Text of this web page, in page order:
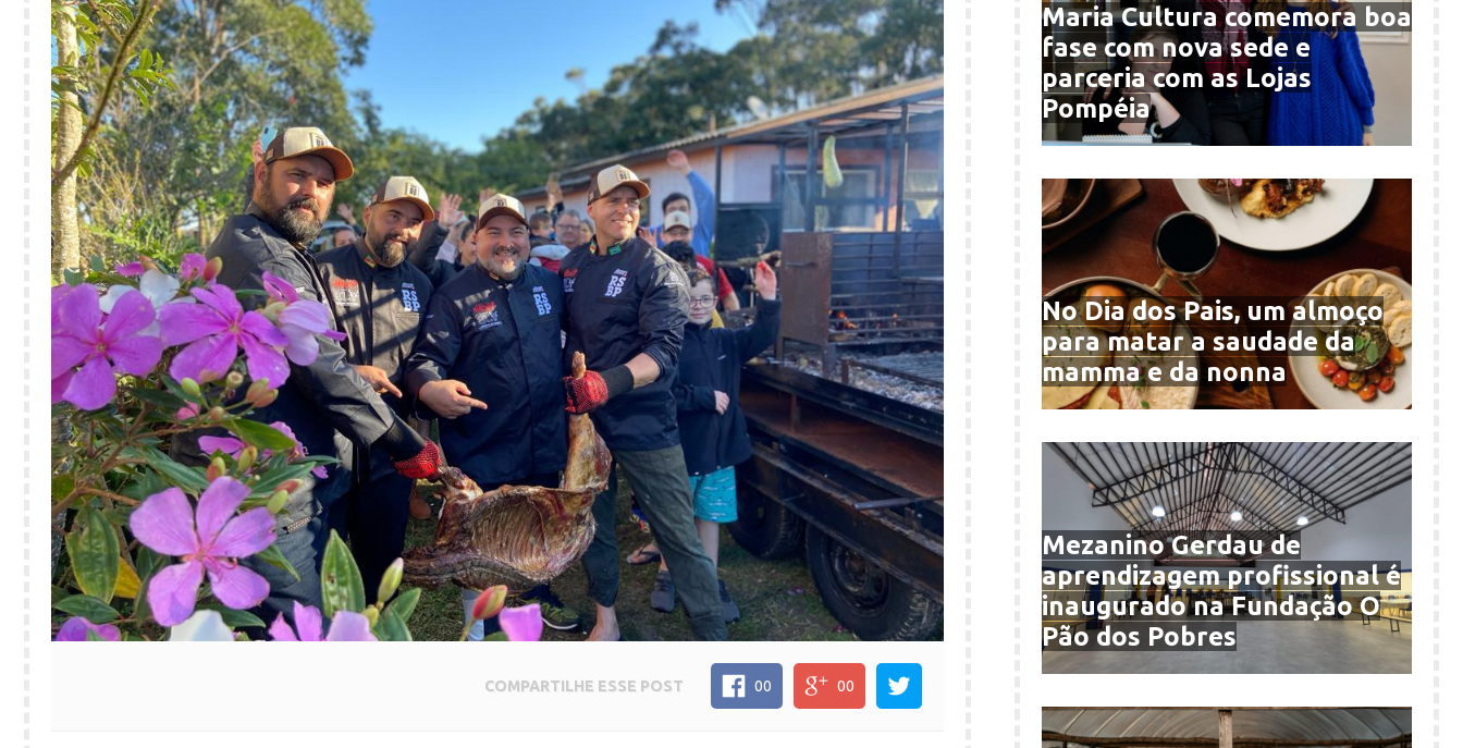
COMPARTILHE ESSE POST 00 00
Maria Cultura comemora boa
fase com nova sede e
parceria com as Lojas
Pompéia
No Dia dos Pais, um almoço
para matar a saudade da
mamma e da nonna
Mezanino Gerdau de
aprendizagem profissional é
inaugurado na Fundação O
Pão dos Pobres